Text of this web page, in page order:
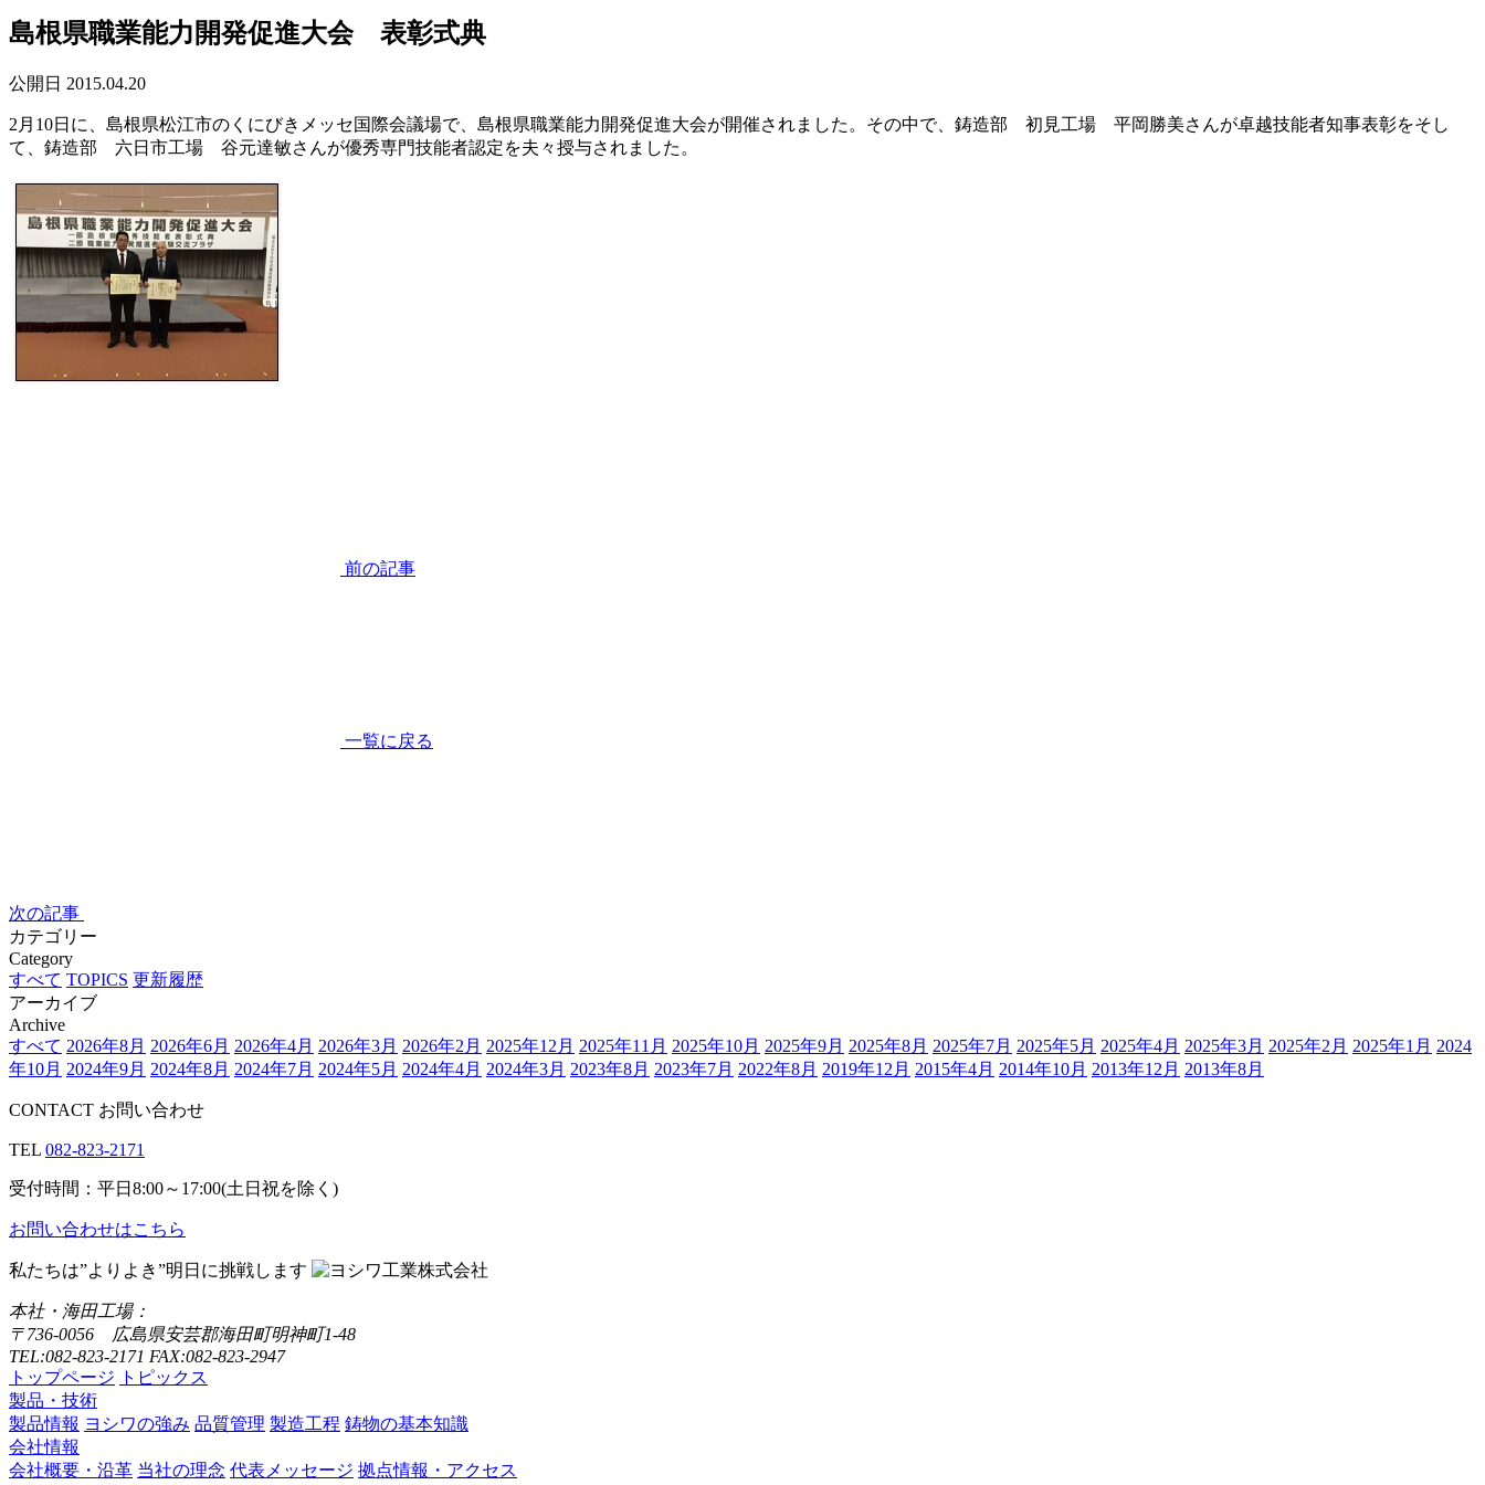
島根県職業能力開発促進大会 表彰式典
公開日 2015.04.20
2月10日に、島根県松江市のくにびきメッセ国際会議場で、島根県職業能力開発促進大会が開催されました。その中で、鋳造部 初見工場 平岡勝美さんが卓越技能者知事表彰をそし
て、鋳造部 六日市工場 谷元達敏さんが優秀専門技能者認定を夫々授与されました。
前の記事
一覧に戻る
次の記事
カテゴリー
Category
すべて TOPICS 更新履歴
アーカイブ
Archive
すべて 2026年8月 2026年6月 2026年4月 2026年3月 2026年2月 2025年12月 2025年11月 2025年10月 2025年9月 2025年8月 2025年7月 2025年5月 2025年4月 2025年3月 2025年2月 2025年1月 2024
年10月 2024年9月 2024年8月 2024年7月 2024年5月 2024年4月 2024年3月 2023年8月 2023年7月 2022年8月 2019年12月 2015年4月 2014年10月 2013年12月 2013年8月
CONTACT お問い合わせ
TEL 082-823-2171
受付時間：平日8:00～17:00(土日祝を除く)
お問い合わせはこちら
私たちは”よりよき”明日に挑戦します
本社・海田工場：
〒736-0056 広島県安芸郡海田町明神町1-48
TEL:082-823-2171 FAX:082-823-2947
トップページ
トピックス
製品・技術
製品情報 ヨシワの強み 品質管理 製造工程 鋳物の基本知識
会社情報
会社概要・沿革 当社の理念 代表メッセージ 拠点情報・アクセス